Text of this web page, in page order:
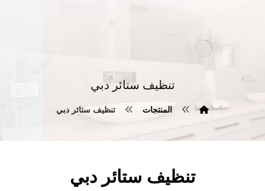
تنظيف ستائر دبي
المنتجات تنظيف ستائر دبي
تنظيف ستائر دبي